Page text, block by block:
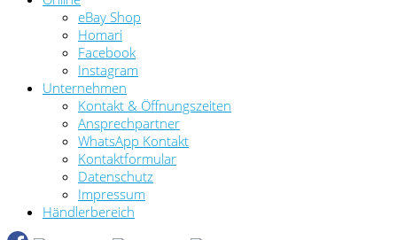
eBay Shop
Homari
Facebook
Instagram
Unternehmen
Kontakt & Öffnungszeiten
Ansprechpartner
WhatsApp Kontakt
Kontaktformular
Datenschutz
Impressum
Händlerbereich